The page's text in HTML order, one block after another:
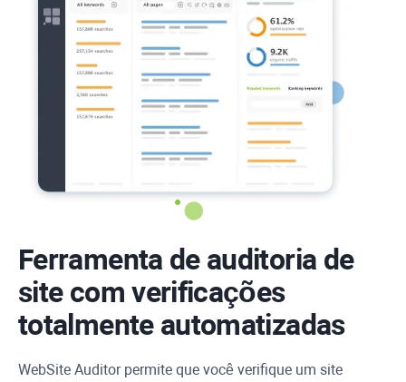
Ferramenta de auditoria de
site com verificações
totalmente automatizadas
WebSite Auditorpermite que você verifique um site